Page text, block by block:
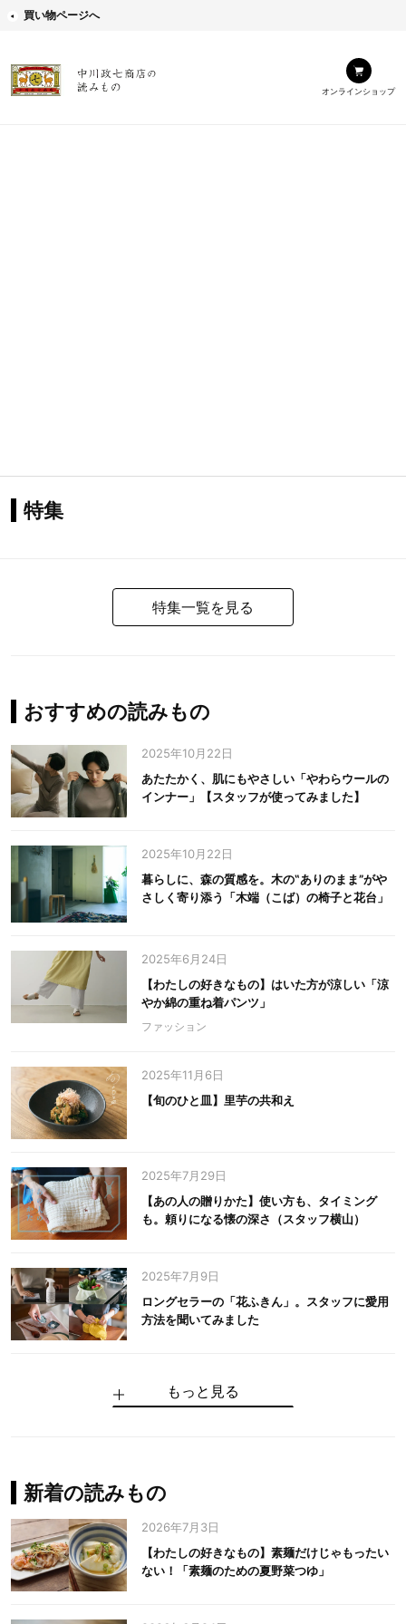
買い物ページへ
オンラインショップ
特集
特集一覧を見る
おすすめの読みもの
2025年10月22日
あたたかく、肌にもやさしい「やわらウールの
インナー」【スタッフが使ってみました】
2025年10月22日
暮らしに、森の質感を。木の‟ありのまま”がや
さしく寄り添う「木端（こば）の椅子と花台」
2025年6月24日
【わたしの好きなもの】はいた方が涼しい「涼
やか綿の重ね着パンツ」
ファッション
2025年11月6日
【旬のひと皿】里芋の共和え
2025年7月29日
【あの人の贈りかた】使い方も、タイミング
も。頼りになる懐の深さ（スタッフ横山）
2025年7月9日
ロングセラーの「花ふきん」。スタッフに愛用
方法を聞いてみました
手仕事だからできる“いいもの”を作り続ける。
麻の老舗が届けたい、麻の魅力をのせた衣「中
中川政七商店の謎を解く、6つの問いと1つの答
100年先の日本に工芸があるように。中川政七
中川政七商店スタッフが綴る「今日も、土鍋ま
【わたしの好きなもの】素麺だけじゃもったい
もっと見る
新着の読みもの
2026年7月3日
【わたしの好きなもの】素麺だけじゃもったい
ない！「素麺のための夏野菜つゆ」